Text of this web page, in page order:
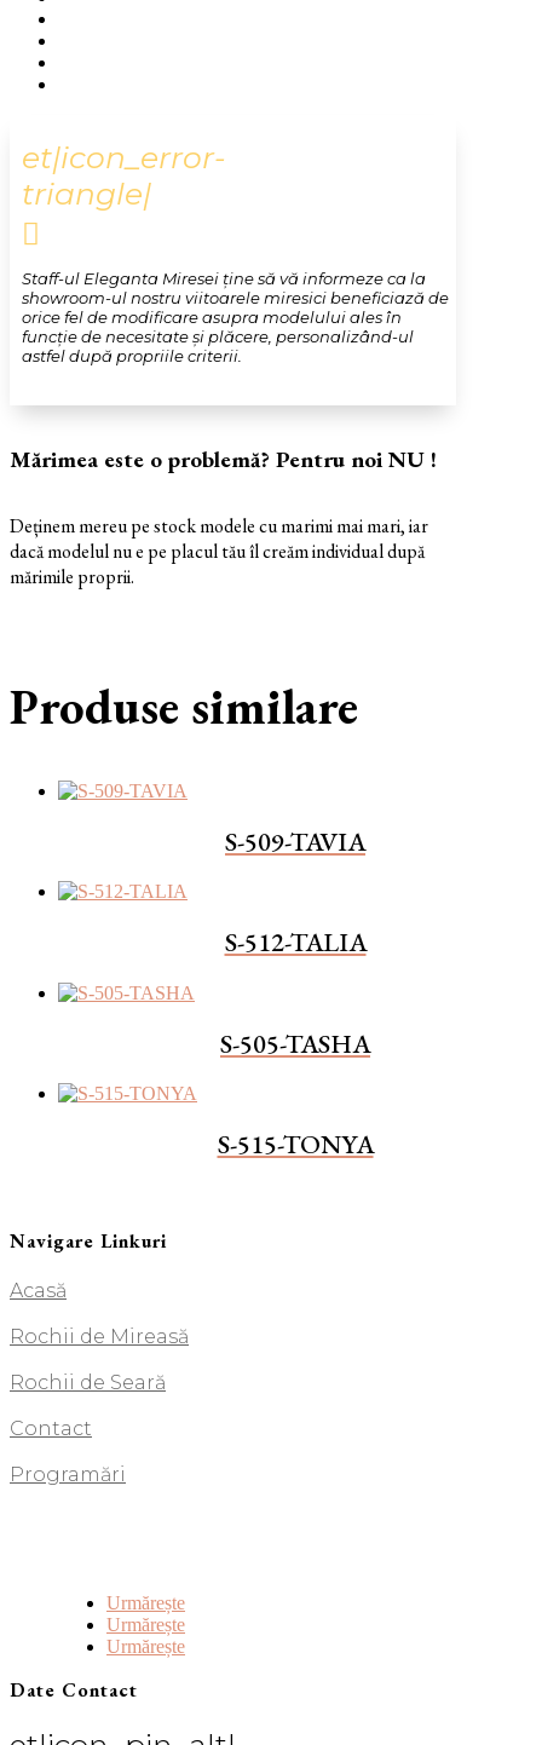
et|icon_error-
triangle|

Staff-ul Eleganta Miresei ține să vă informeze ca la
showroom-ul nostru viitoarele miresici beneficiază de
orice fel de modificare asupra modelului ales în
funcție de necesitate și plăcere, personalizând-ul
astfel după propriile criterii.
Mărimea este o problemă? Pentru noi NU !
Deținem mereu pe stock modele cu marimi mai mari, iar
dacă modelul nu e pe placul tău îl creăm individual după
mărimile proprii.
Produse similare
S-509-TAVIA
S-512-TALIA
S-505-TASHA
S-515-TONYA
Navigare Linkuri
Acasă
Rochii de Mireasă
Rochii de Seară
Contact
Programări
Urmărește
Urmărește
Urmărește
Date Contact